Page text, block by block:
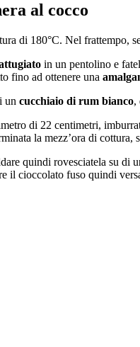
al cocco
di 180°C. Nel frattempo,
in un pentolino e
fino ad ottenere una
un cucchiaio di rum bianco,
di 22 centimetri,
la mezz’ora di cottura,
quindi rovesciatela su di
il cioccolato fuso quindi